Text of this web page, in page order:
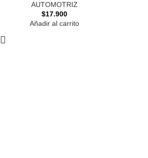
AUTOMOTRIZ
$17.900
Añadir al carrito